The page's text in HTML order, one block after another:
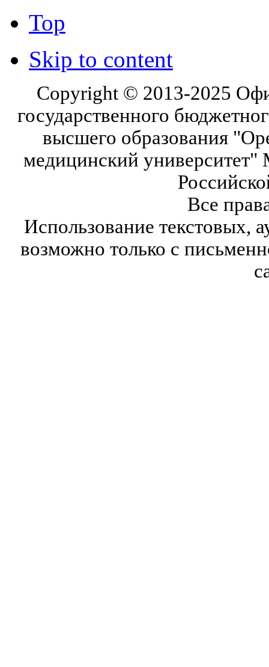
Top
Skip to content
Copyright © 2013-2025
государственного
высшего образования
медицинский университет"
Все
Использование текстовых,
возможно только с